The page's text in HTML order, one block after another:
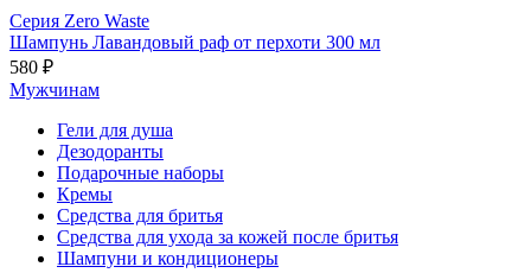
Серия Zero Waste
Шампунь Лавандовый раф от перхоти 300 мл
580 ₽
Мужчинам
Гели для душа
Дезодоранты
Подарочные наборы
Кремы
Средства для бритья
Средства для ухода за кожей после бритья
Шампуни и кондиционеры